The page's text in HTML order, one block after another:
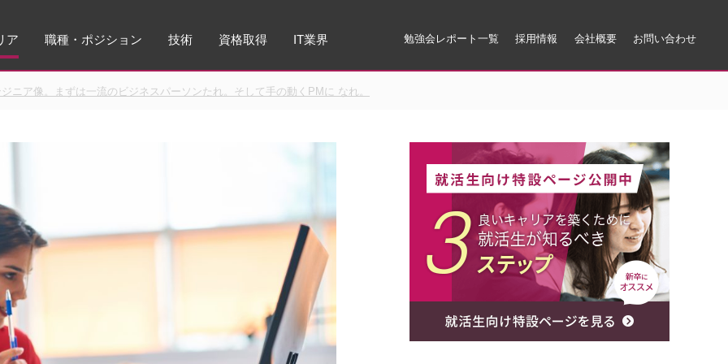
ア 職種・ポジション 技術 資格取得 IT業界 勉強会レポート一覧 採用情報 会社概要 お問い合わせ
ニア像。まずは一流のビジネスパーソンたれ。そして手の動くPMに なれ。